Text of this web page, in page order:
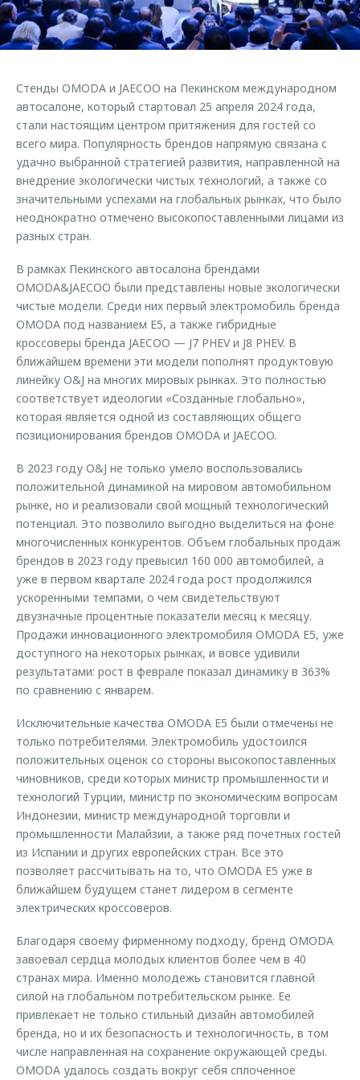
Страхование
Кредитный калькулятор
Одежда и сувениры
Оригинальные аксессуары
Запчасти
Трейд-ин
Калькулятор трейд-ин
Клиентская поддержка
O&J Автоклуб
Приложение O&J
Аксессуары
Одежда и сувениры
Оригинальные аксессуары
Обратная связь
Стенды OMODA и JAECOO на Пекинском международном
автосалоне, который стартовал 25 апреля 2024 года,
стали настоящим центром притяжения для гостей со
всего мира. Популярность брендов напрямую связана с
удачно выбранной стратегией развития, направленной на
внедрение экологически чистых технологий, а также со
значительными успехами на глобальных рынках, что было
неоднократно отмечено высокопоставленными лицами из
разных стран.
В рамках Пекинского автосалона брендами
OMODA&JAECOO были представлены новые экологически
чистые модели. Среди них первый электромобиль бренда
OMODA под названием E5, а также гибридные
кроссоверы бренда JAECOO — J7 PHEV и J8 PHEV. В
ближайшем времени эти модели пополнят продуктовую
линейку O&J на многих мировых рынках. Это полностью
соответствует идеологии «Созданные глобально»,
которая является одной из составляющих общего
позиционирования брендов OMODA и JAECOO.
В 2023 году O&J не только умело воспользовались
положительной динамикой на мировом автомобильном
рынке, но и реализовали свой мощный технологический
потенциал. Это позволило выгодно выделиться на фоне
многочисленных конкурентов. Объем глобальных продаж
брендов в 2023 году превысил 160 000 автомобилей, а
уже в первом квартале 2024 года рост продолжился
ускоренными темпами, о чем свидетельствуют
двузначные процентные показатели месяц к месяцу.
Продажи инновационного электромобиля OMODA E5, уже
доступного на некоторых рынках, и вовсе удивили
результатами: рост в феврале показал динамику в 363%
по сравнению с январем.
Исключительные качества OMODA E5 были отмечены не
только потребителями. Электромобиль удостоился
положительных оценок со стороны высокопоставленных
чиновников, среди которых министр промышленности и
технологий Турции, министр по экономическим вопросам
Индонезии, министр международной торговли и
промышленности Малайзии, а также ряд почетных гостей
из Испании и других европейских стран. Все это
позволяет рассчитывать на то, что OMODA E5 уже в
ближайшем будущем станет лидером в сегменте
электрических кроссоверов.
Благодаря своему фирменному подходу, бренд OMODA
завоевал сердца молодых клиентов более чем в 40
странах мира. Именно молодежь становится главной
силой на глобальном потребительском рынке. Ее
привлекает не только стильный дизайн автомобилей
бренда, но и их безопасность и технологичность, в том
числе направленная на сохранение окружающей среды.
OMODA удалось создать вокруг себя сплоченное